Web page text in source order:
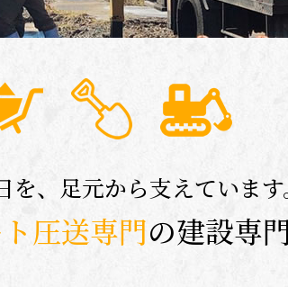
を、足元から支えています
圧送専門の建設専